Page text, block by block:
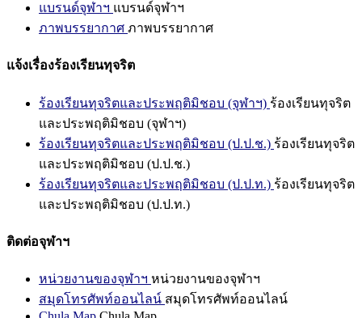
แบรนด์จุฬาฯ แบรนด์จุฬาฯ
ภาพบรรยากาศ ภาพบรรยากาศ
แจ้งเรื่องร้องเรียนทุจริต
ร้องเรียนทุจริตและประพฤติมิชอบ (จุฬาฯ) ร้องเรียนทุจริต
และประพฤติมิชอบ (จุฬาฯ)
ร้องเรียนทุจริตและประพฤติมิชอบ (ป.ป.ช.) ร้องเรียนทุจริต
และประพฤติมิชอบ (ป.ป.ช.)
ร้องเรียนทุจริตและประพฤติมิชอบ (ป.ป.ท.) ร้องเรียนทุจริต
และประพฤติมิชอบ (ป.ป.ท.)
ติดต่อจุฬาฯ
หน่วยงานของจุฬาฯ หน่วยงานของจุฬาฯ
สมุดโทรศัพท์ออนไลน์ สมุดโทรศัพท์ออนไลน์